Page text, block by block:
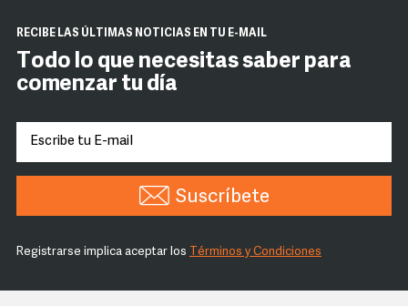
RECIBE LAS ÚLTIMAS NOTICIAS EN TU E-MAIL
Todo lo que necesitas saber para
comenzar tu día
Suscríbete
Registrarse implica aceptar los Términos y Condiciones